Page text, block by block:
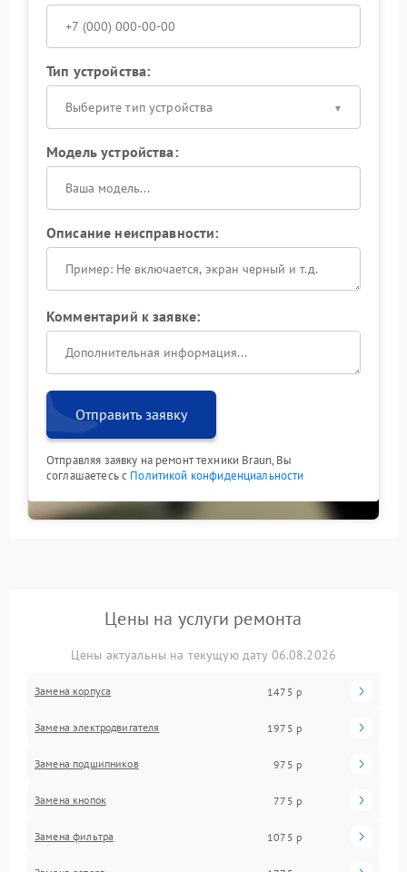
Тип устройства:
Выберите тип устройства
Модель устройства:
Описание неисправности:
Комментарий к заявке:
Отправить заявку
Отправляя заявку на ремонт техники Braun, Вы
соглашаетесь с Политикой конфиденциальности
Цены на услуги ремонта
Цены актуальны на текущую дату 06.08.2026
Замена корпуса 1475 р
Замена электродвигателя 1975 р
Замена подшипников 975 р
Замена кнопок 775 р
Замена фильтра 1075 р